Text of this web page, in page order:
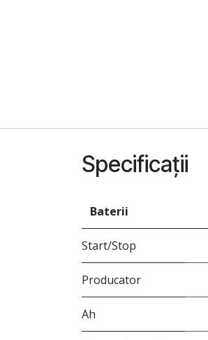
Specificații
Baterii
Start/Stop
Producator
Ah